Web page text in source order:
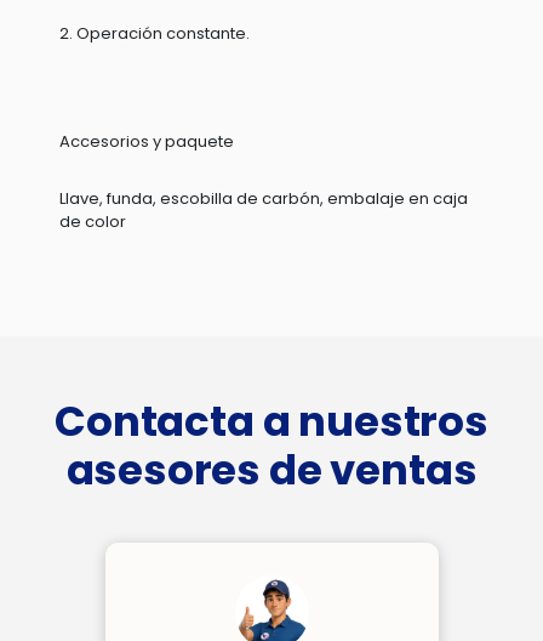
2. Operación constante.
Accesorios y paquete
Llave, funda, escobilla de carbón, embalaje en caja
de color
Contacta a nuestros
asesores de ventas